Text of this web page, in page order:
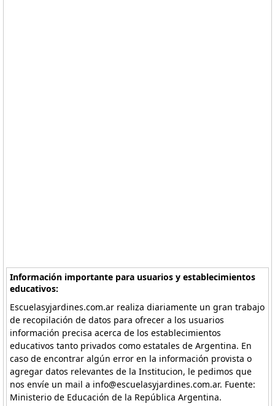
Información importante para usuarios y establecimientos
educativos:
Escuelasyjardines.com.ar realiza diariamente un gran trabajo
de recopilación de datos para ofrecer a los usuarios
información precisa acerca de los establecimientos
educativos tanto privados como estatales de Argentina. En
caso de encontrar algún error en la información provista o
agregar datos relevantes de la Institucion, le pedimos que
nos envíe un mail a info@escuelasyjardines.com.ar. Fuente:
Ministerio de Educación de la República Argentina.